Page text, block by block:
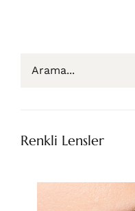
Renkli Lensler